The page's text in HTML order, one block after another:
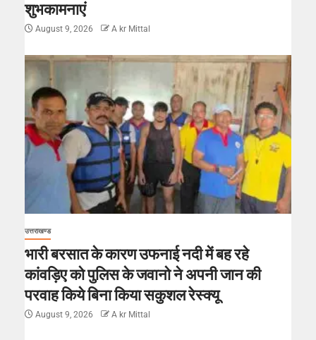
शुभकामनाएं
August 9, 2026 A kr Mittal
उत्तराखण्ड
भारी बरसात के कारण उफनाई नदी में बह रहे
कांवड़िए को पुलिस के जवानो ने अपनी जान की
परवाह किये बिना किया सकुशल रेस्क्यू
August 9, 2026 A kr Mittal